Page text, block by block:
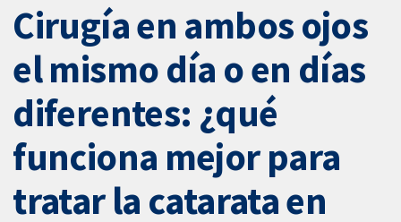
Cirugía en ambos ojos
el mismo día o en días
diferentes: ¿qué
funciona mejor para
tratar la catarata en